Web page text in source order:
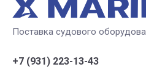
Поставка судового
+7 (931) 223-13-43